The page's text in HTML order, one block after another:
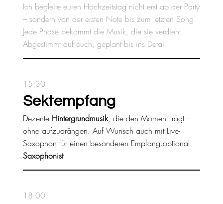
Ich begleite euren Hochzeitstag nicht erst ab der Party
– sondern von der ersten Note bis zum letzten Song.
Jede Phase bekommt die Musik, die sie verdient.
Abgestimmt auf euch, geplant bis ins Detail.
15:30
Sektempfang
Dezente Hintergrundmusik, die den Moment trägt –
ohne aufzudrängen. Auf Wunsch auch mit Live-
Saxophon für einen besonderen Empfang.optional:
Saxophonist
18:00